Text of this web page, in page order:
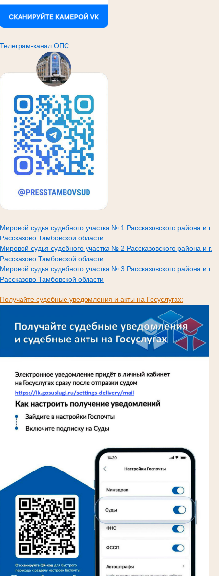
Телеграм-канал ОПС
Мировой судья судебного участка № 1 Рассказовского района и г.
Рассказово Тамбовской области
Мировой судья судебного участка № 2 Рассказовского района и г.
Рассказово Тамбовской области
Мировой судья судебного участка № 3 Рассказовского района и г.
Рассказово Тамбовской области
Получайте судебные уведомления и акты на Госуслугах: